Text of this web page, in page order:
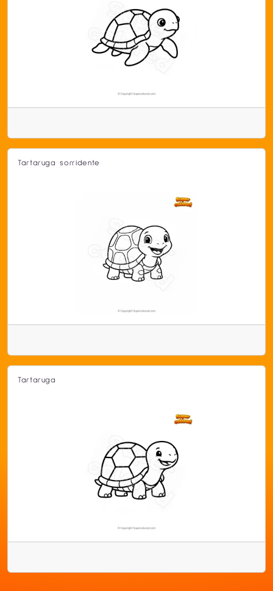
Tartaruga sorridente
Tartaruga